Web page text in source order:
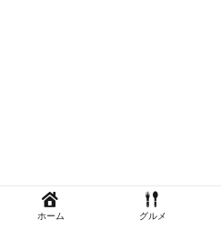
ホーム グルメ